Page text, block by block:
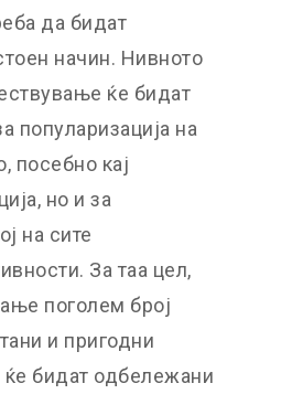
да бидат
начин. Нивното
ќе бидат
популаризација на
посебно кај
но и за
на сите
За таа цел,
поголем број
и пригодни
ќе бидат одбележани